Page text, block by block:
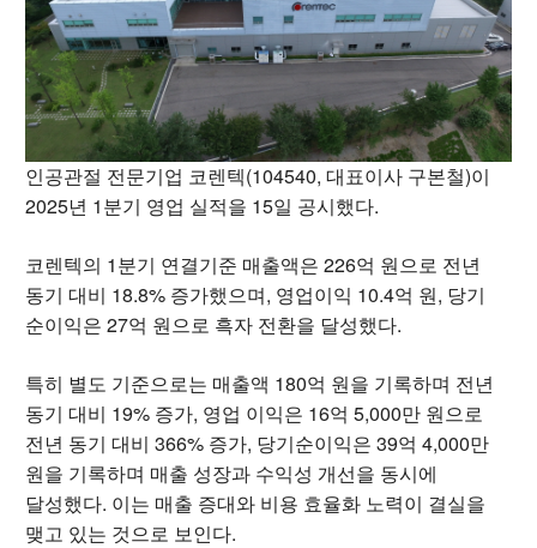
인공관절 전문기업 코렌텍(104540, 대표이사 구본철)이
2025년 1분기 영업 실적을 15일 공시했다.
코렌텍의 1분기 연결기준 매출액은 226억 원으로 전년
동기 대비 18.8% 증가했으며, 영업이익 10.4억 원, 당기
순이익은 27억 원으로 흑자 전환을 달성했다.
특히 별도 기준으로는 매출액 180억 원을 기록하며 전년
동기 대비 19% 증가, 영업 이익은 16억 5,000만 원으로
전년 동기 대비 366% 증가, 당기순이익은 39억 4,000만
원을 기록하며 매출 성장과 수익성 개선을 동시에
달성했다. 이는 매출 증대와 비용 효율화 노력이 결실을
맺고 있는 것으로 보인다.